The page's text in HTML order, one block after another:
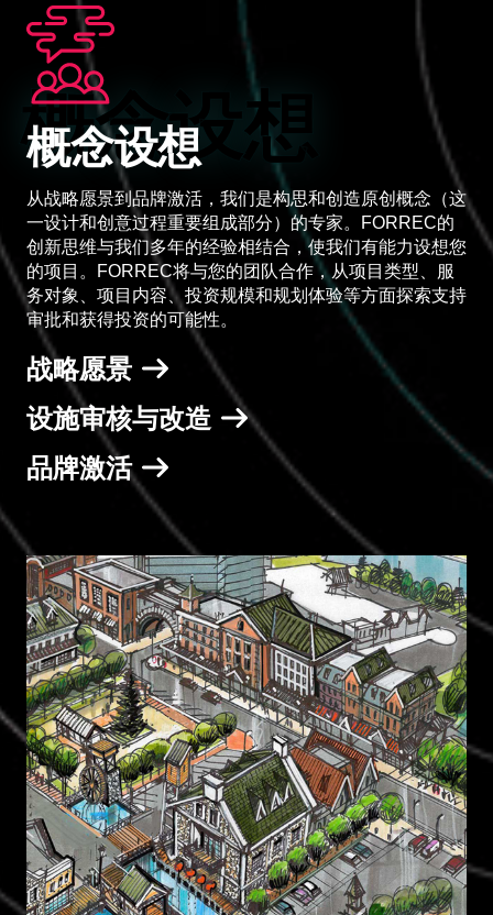
概念设想
概念设想
从战略愿景到品牌激活，我们是构思和创造原创概念（这
一设计和创意过程重要组成部分）的专家。FORREC的
创新思维与我们多年的经验相结合，使我们有能力设想您
的项目。FORREC将与您的团队合作，从项目类型、服
务对象、项目内容、投资规模和规划体验等方面探索支持
审批和获得投资的可能性。
战略愿景
设施审核与改造
品牌激活